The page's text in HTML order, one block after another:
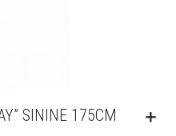
SININE 175CM